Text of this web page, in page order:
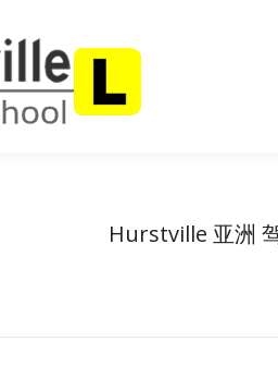
Hurstville 亚洲
首页 关于我们